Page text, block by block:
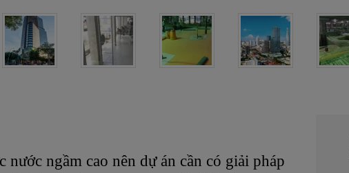
ngầm cao nên dự án cần có giải pháp